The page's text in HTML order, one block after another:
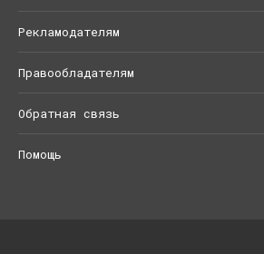
Рекламодателям
Правообладателям
Обратная связь
Помощь